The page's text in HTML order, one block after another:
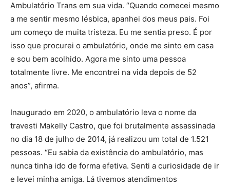
Ambulatório Trans em sua vida. “Quando comecei mesmo
a me sentir mesmo lésbica, apanhei dos meus pais. Foi
um começo de muita tristeza. Eu me sentia preso. É por
isso que procurei o ambulatório, onde me sinto em casa
e sou bem acolhido. Agora me sinto uma pessoa
totalmente livre. Me encontrei na vida depois de 52
anos”, afirma.
Inaugurado em 2020, o ambulatório leva o nome da
travesti Makelly Castro, que foi brutalmente assassinada
no dia 18 de julho de 2014, já realizou um total de 1.521
pessoas. “Eu sabia da existência do ambulatório, mas
nunca tinha ido de forma efetiva. Senti a curiosidade de ir
e levei minha amiga. Lá tivemos atendimentos